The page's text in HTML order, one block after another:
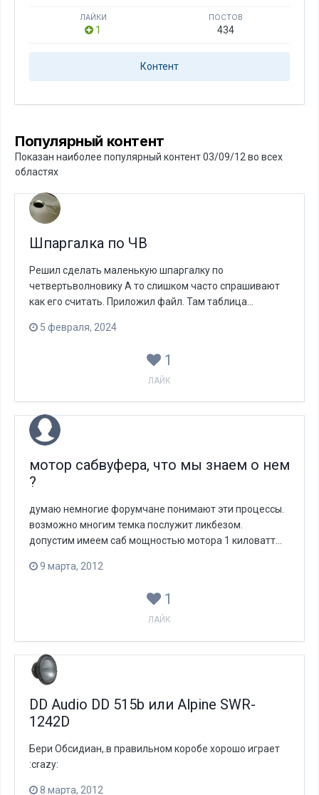
ЛАЙКИ
1
ПОСТОВ
434
Контент
Популярный контент
Показан наиболее популярный контент 03/09/12 во всех
областях
Шпаргалка по ЧВ
Решил сделать маленькую шпаргалку по
четвертьволновику А то слишком часто спрашивают
как его считать. Приложил файл. Там таблица...
5 февраля, 2024
1
ЛАЙК
мотор сабвуфера, что мы знаем о нем
?
думаю немногие форумчане понимают эти процессы.
возможно многим темка послужит ликбезом.
допустим имеем саб мощностью мотора 1 киловатт...
9 марта, 2012
1
ЛАЙК
DD Audio DD 515b или Alpine SWR-
1242D
Бери Обсидиан,.в правильном коробе хорошо играет
:crazy:
8 марта, 2012